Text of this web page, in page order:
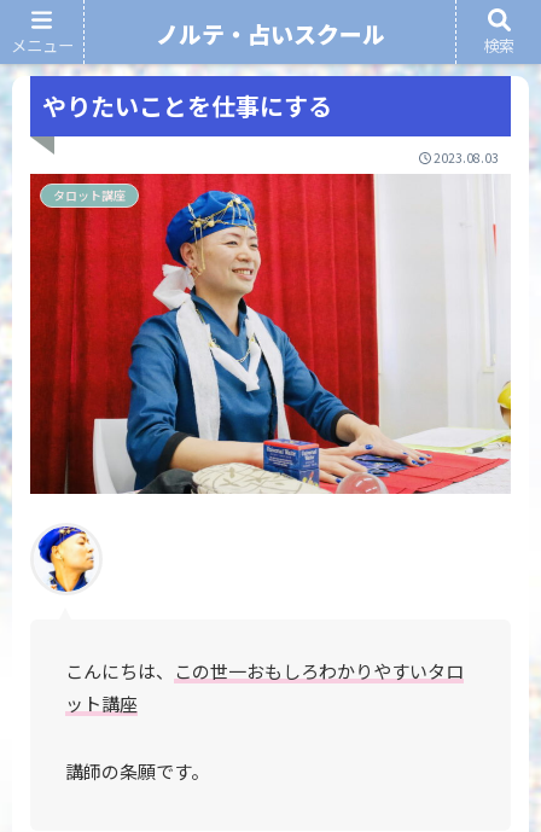
ノルテ・占いスクール
やりたいことを仕事にする
2023.08.03
タロット講座
こんにちは、
この世一おもしろわかりやすいタロ
ット講座
講師の条願です。
メニュー ノルテ・占いスクール 検索